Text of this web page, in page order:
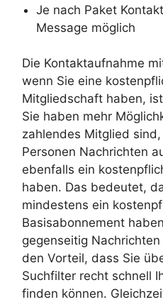
Je nach Paket
Message möglich
Die Kontaktaufnahme
wenn Sie eine
Mitgliedschaft haben,
Sie haben mehr
zahlendes Mitglied
Personen Nachrichten
ebenfalls ein
haben. Das bedeutet,
mindestens ein
Basisabonnement
gegenseitig
den Vorteil, dass Sie
Suchfilter recht schnell
finden können.